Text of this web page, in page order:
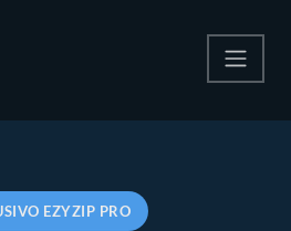
EZYZIP PRO